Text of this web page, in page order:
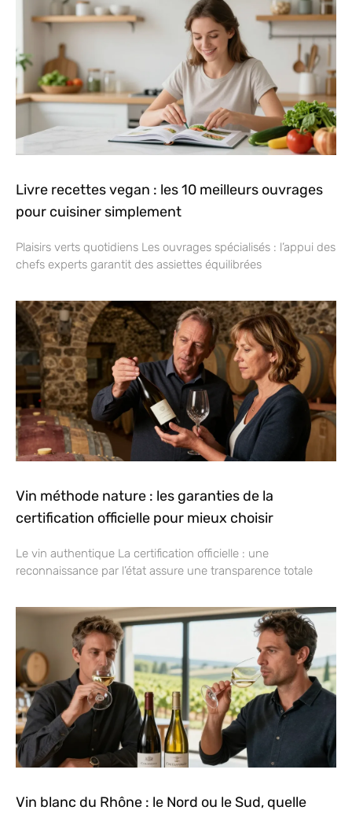
Livre recettes vegan : les 10 meilleurs ouvrages
pour cuisiner simplement
Plaisirs verts quotidiens Les ouvrages spécialisés : l’appui des
chefs experts garantit des assiettes équilibrées
Vin méthode nature : les garanties de la
certification officielle pour mieux choisir
Le vin authentique La certification officielle : une
reconnaissance par l’état assure une transparence totale
Vin blanc du Rhône : le Nord ou le Sud, quelle